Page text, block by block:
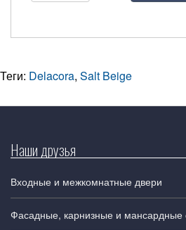
Теги: Delacora, Salt Beige
Наши друзья
Входные и межкомнатные двери
Фасадные, карнизные и мансардные